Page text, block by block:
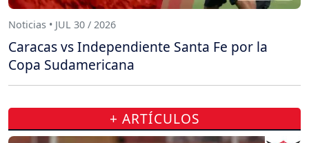
Noticias • JUL 30 / 2026
Caracas vs Independiente Santa Fe por la
Copa Sudamericana
+ ARTÍCULOS